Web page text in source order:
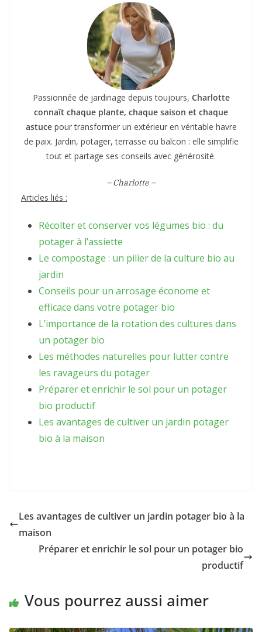
Passionnée de jardinage depuis toujours, Charlotte
connaît chaque plante, chaque saison et chaque
astucepour transformer un extérieur en véritable havre
de paix. Jardin, potager, terrasse ou balcon : elle simplifie
tout et partage ses conseils avec générosité.
– Charlotte –
Articles liés :
Récolter et conserver vos légumes bio : du
potager à l’assiette
Le compostage : un pilier de la culture bio au
jardin
Conseils pour un arrosage économe et
efficace dans votre potager bio
L’importance de la rotation des cultures dans
un potager bio
Les méthodes naturelles pour lutter contre
les ravageurs du potager
Préparer et enrichir le sol pour un potager
bio productif
Les avantages de cultiver un jardin potager
bio à la maison
Les avantages de cultiver un jardin potager bio à la
maison
Préparer et enrichir le sol pour un potager bio
productif
Vous pourrez aussi aimer